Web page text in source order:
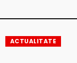
ACTUALITATE